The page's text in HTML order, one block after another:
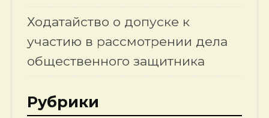
Ходатайство о допуске к
участию в рассмотрении дела
общественного защитника
Рубрики